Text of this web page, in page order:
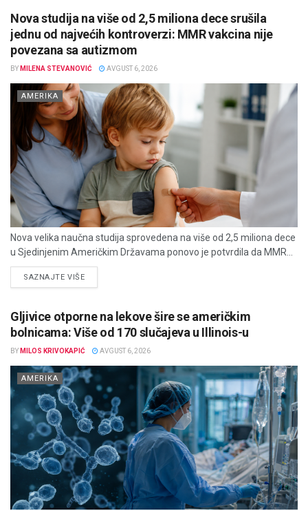
Nova studija na više od 2,5 miliona dece srušila
jednu od najvećih kontroverzi: MMR vakcina nije
povezana sa autizmom
BY MILENA STEVANOVIĆ AVGUST 6, 2026
AMERIKA
Nova velika naučna studija sprovedena na više od 2,5 miliona dece
u Sjedinjenim Američkim Državama ponovo je potvrdila da MMR...
SAZNAJTE VIŠEDETAILS
Gljivice otporne na lekove šire se američkim
bolnicama: Više od 170 slučajeva u Illinois-u
BY MILOS KRIVOKAPIĆ AVGUST 6, 2026
AMERIKA